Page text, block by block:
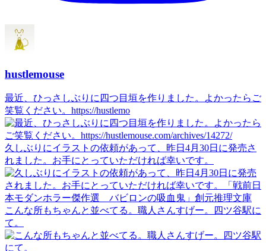
hustlemouse
最近、ひっさしぶりに四つ目垣を作りました。よかったらご
笑覧ください。https://hustlemo
久しぶりにイラストの依頼があって、昨日4月30日に発売さ
れました。お手にとっていただければ幸いです。
こんな所もちゃんと並べてる。職人さんすげー。四ツ谷駅に
て。